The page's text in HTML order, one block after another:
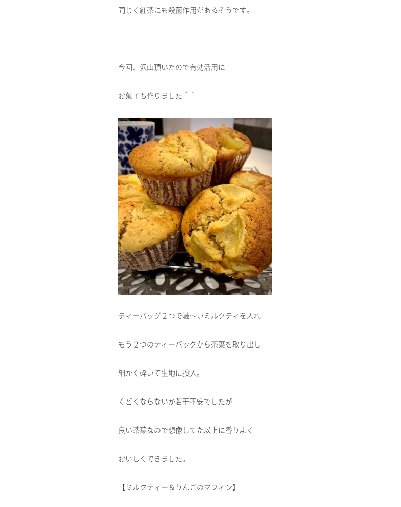
同じく紅茶にも殺菌作用があるそうです。
今回、沢山頂いたので有効活用に
お菓子も作りました＾＾
ティーバッグ２つで濃～いミルクティを入れ
もう２つのティーバッグから茶葉を取り出し
細かく砕いて生地に投入。
くどくならないか若干不安でしたが
良い茶葉なので想像してた以上に香りよく
おいしくできました。
【ミルクティー＆りんごのマフィン】